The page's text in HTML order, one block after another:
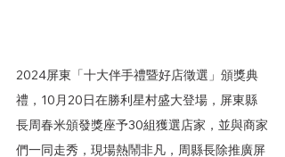
2024屏東「十大伴手禮暨好店徵選」頒獎典
禮，10月20日在勝利星村盛大登場，屏東縣
長周春米頒發獎座予30組獲選店家，並與商家
們一同走秀，現場熱鬧非凡，周縣長除推廣屏